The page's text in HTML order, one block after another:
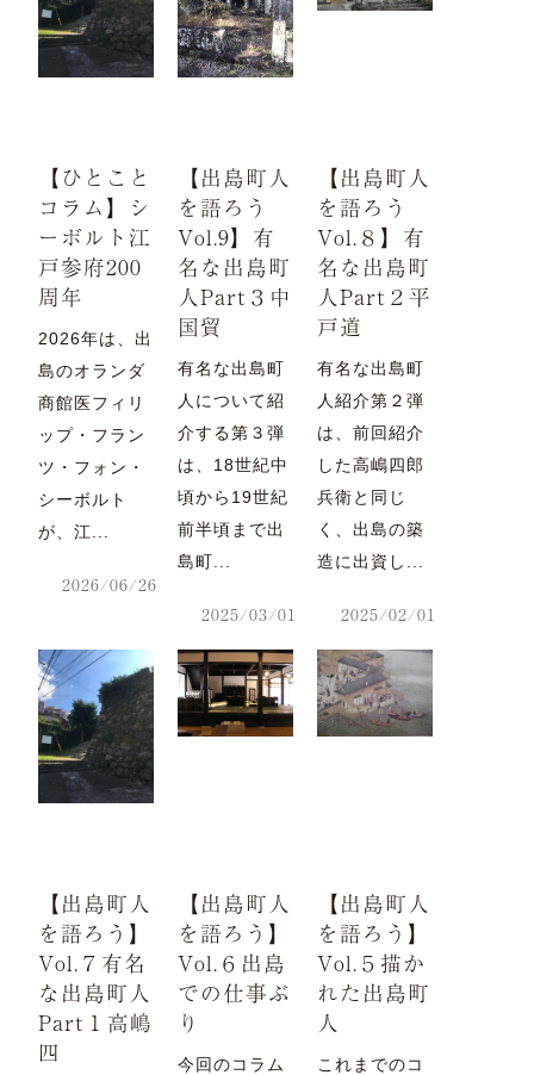
【ひとこと
コラム】シ
ーボルト江
戸参府200
周年
2026年は、出
島のオランダ
商館医フィリ
ップ・フラン
ツ・フォン・
シーボルト
が、江...
2026/06/26
【出島町人
を語ろう
Vol.9】有
名な出島町
人Part３中
国貿
有名な出島町
人について紹
介する第３弾
は、18世紀中
頃から19世紀
前半頃まで出
島町...
2025/03/01
【出島町人
を語ろう
Vol.８】有
名な出島町
人Part２平
戸道
有名な出島町
人紹介第２弾
は、前回紹介
した高嶋四郎
兵衛と同じ
く、出島の築
造に出資し...
2025/02/01
【出島町人
を語ろう】
Vol.７有名
な出島町人
Part１高嶋
四
【出島町人
を語ろう】
Vol.６出島
での仕事ぶ
り
今回のコラム
【出島町人
を語ろう】
Vol.５描か
れた出島町
人
これまでのコ